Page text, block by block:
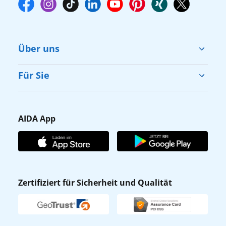
Über uns
Cruise & Help
Karriere
Affiliateprogramm
Verhaltens- & Ethikkodex
Newsletter
Für Sie
Gästefragebogen
AIDA Club
AIDA App
Zertifiziert für Sicherheit und Qualität